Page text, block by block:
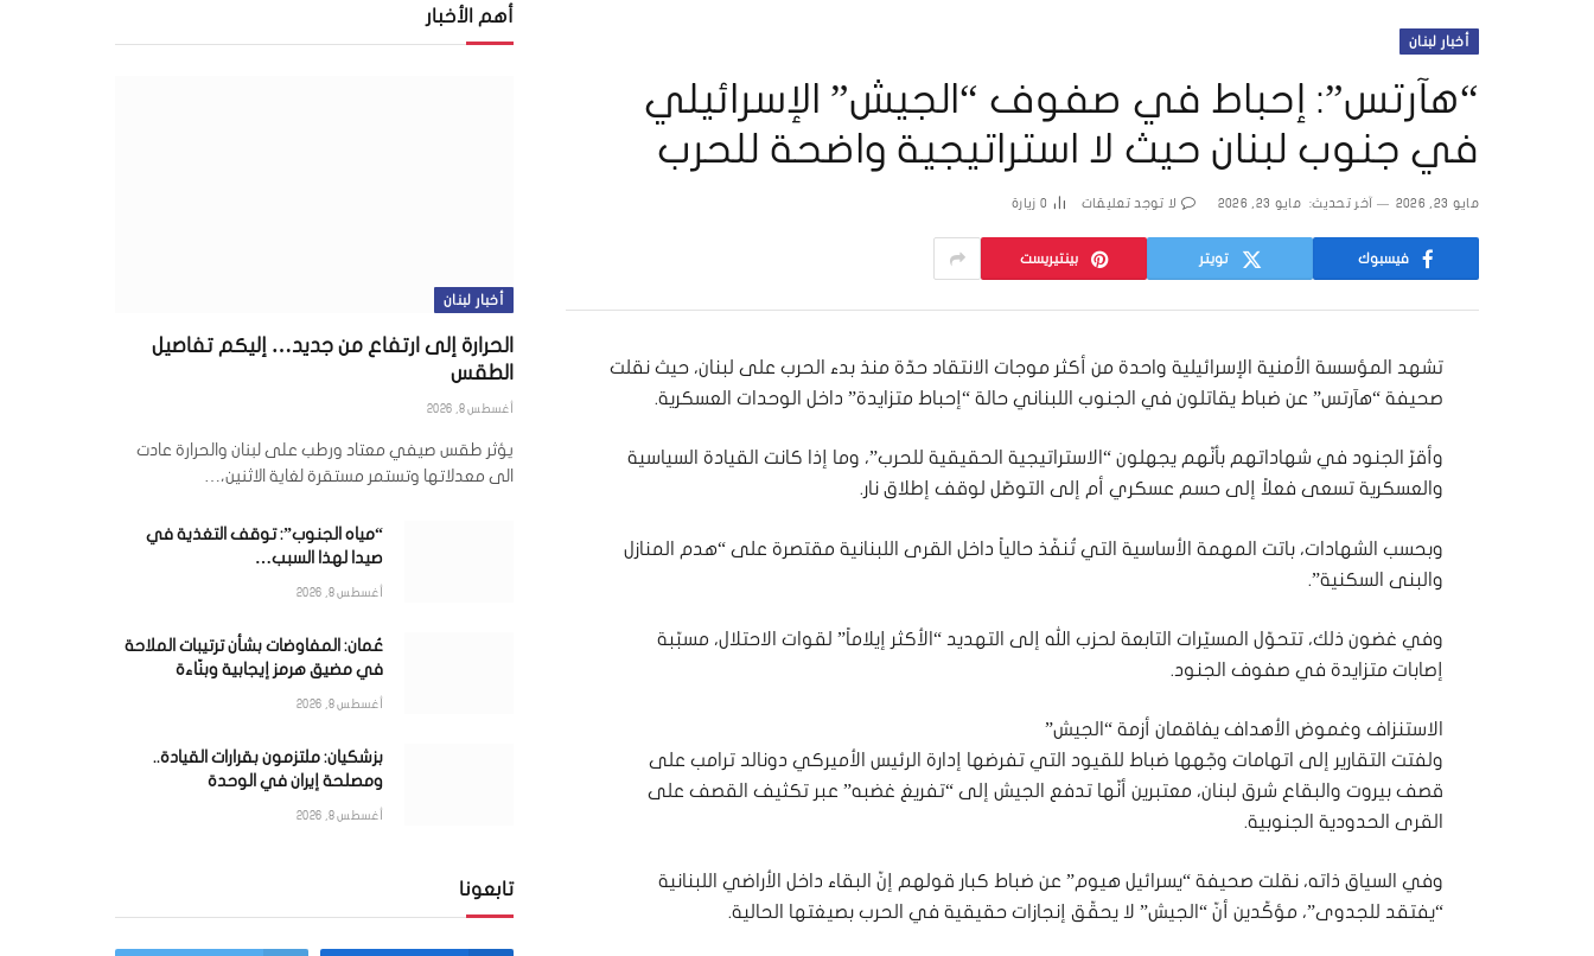
أخبار لبنان
“هآرتس”: إحباط في صفوف “الجيش” الإسرائيلي
في جنوب لبنان حيث لا استراتيجية واضحة للحرب
مايو 23, 2026 آخر تحديث: مايو 23, 2026 لا توجد تعليقات 0 زيارة
فيسبوك تويتر بينتيريست
تشهد المؤسسة الأمنية الإسرائيلية واحدة من أكثر موجات الانتقاد حدّة منذ بدء الحرب على لبنان، حيث نقلت
صحيفة “هآرتس” عن ضباط يقاتلون في الجنوب اللبناني حالة “إحباط متزايدة” داخل الوحدات العسكرية.
وأقرّ الجنود في شهاداتهم بأنّهم يجهلون “الاستراتيجية الحقيقية للحرب”، وما إذا كانت القيادة السياسية
والعسكرية تسعى فعلاً إلى حسم عسكري أم إلى التوصّل لوقف إطلاق نار.
وبحسب الشهادات، باتت المهمة الأساسية التي تُنفّذ حالياً داخل القرى اللبنانية مقتصرة على “هدم المنازل
والبنى السكنية”.
وفي غضون ذلك، تتحوّل المسيّرات التابعة لحزب الله إلى التهديد “الأكثر إيلاماً” لقوات الاحتلال، مسبّبة
إصابات متزايدة في صفوف الجنود.
الاستنزاف وغموض الأهداف يفاقمان أزمة “الجيش”
ولفتت التقارير إلى اتهامات وجّهها ضباط للقيود التي تفرضها إدارة الرئيس الأميركي دونالد ترامب على
قصف بيروت والبقاع شرق لبنان، معتبرين أنّها تدفع الجيش إلى “تفريغ غضبه” عبر تكثيف القصف على
القرى الحدودية الجنوبية.
وفي السياق ذاته، نقلت صحيفة “يسرائيل هيوم” عن ضباط كبار قولهم إنّ البقاء داخل الأراضي اللبنانية
“يفتقد للجدوى”، مؤكّدين أنّ “الجيش” لا يحقّق إنجازات حقيقية في الحرب بصيغتها الحالية.
أهم الأخبار
أخبار لبنان
الحرارة إلى ارتفاع من جديد… إليكم تفاصيل
الطقس
أغسطس 8, 2026
يؤثر طقس صيفي معتاد ورطب على لبنان والحرارة عادت
الى معدلاتها وتستمر مستقرة لغاية الاثنين،…
“مياه الجنوب”: توقف التغذية في
صيدا لهذا السبب…
أغسطس 8, 2026
عُمان: المفاوضات بشأن ترتيبات الملاحة
في مضيق هرمز إيجابية وبنّاءة
أغسطس 8, 2026
بزشكيان: ملتزمون بقرارات القيادة..
ومصلحة إيران في الوحدة
أغسطس 8, 2026
تابعونا